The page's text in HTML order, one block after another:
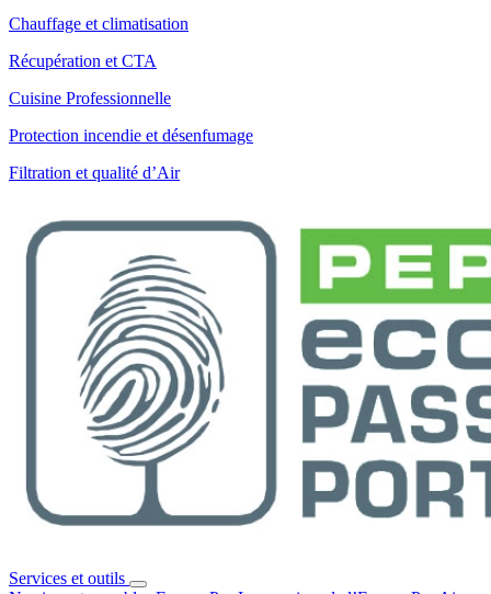
Chauffage et climatisation
Récupération et CTA
Cuisine Professionnelle
Protection incendie et désenfumage
Filtration et qualité d’Air
Services et outils